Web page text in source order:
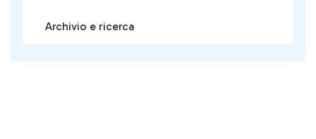
Archivio e ricerca